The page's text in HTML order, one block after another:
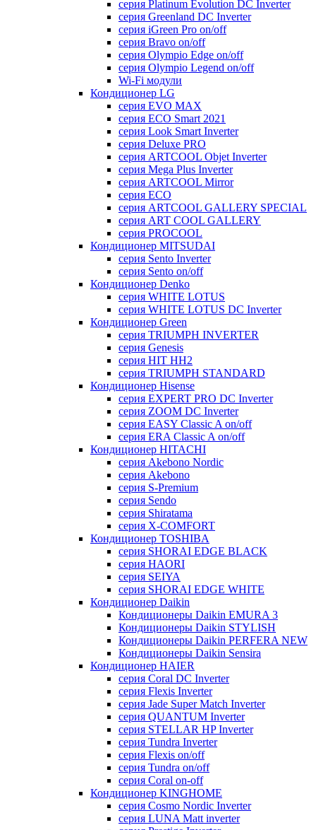
серия Platinum Evolution DC Inverter
серия Greenland DC Inverter
серия iGreen Pro on/off
серия Bravo on/off
серия Olympio Edge on/off
серия Olympio Legend on/off
Wi-Fi модули
Кондиционер LG
серия EVO MAX
серия ECO Smart 2021
серия Look Smart Inverter
серия Deluxe PRO
серия ARTCOOL Objet Inverter
серия Mega Plus Inverter
серия ARTCOOL Mirror
серия ECO
серия ARTCOOL GALLERY SPECIAL
серия ART COOL GALLERY
серия PROCOOL
Кондиционер MITSUDAI
серия Sento Inverter
серия Sento on/off
Кондиционер Denko
серия WHITE LOTUS
серия WHITE LOTUS DC Inverter
Кондиционер Green
серия TRIUMPH INVERTER
серия Genesis
серия HIT HH2
серия TRIUMPH STANDARD
Кондиционер Hisense
серия EXPERT PRO DC Inverter
серия ZOOM DC Inverter
серия EASY Classic A on/off
серия ERA Classic A on/off
Кондиционер HITACHI
cерия Akebono Nordic
серия Akebono
серия S-Premium
серия Sendo
серия Shiratama
серия X-COMFORT
Кондиционер TOSHIBA
серия SHORAI EDGE BLACK
серия HAORI
серия SEIYA
серия SHORAI EDGE WHITE
Кондиционер Daikin
Кондиционеры Daikin EMURA 3
Кондиционеры Daikin STYLISH
Кондиционеры Daikin PERFERA NEW
Кондиционеры Daikin Sensira
Кондиционер HAIER
серия Coral DC Inverter
серия Flexis Inverter
серия Jade Super Match Inverter
серия QUANTUM Inverter
серия STELLAR HP Inverter
серия Tundra Inverter
серия Flexis on/off
серия Tundra on/off
серия Coral on-off
Кондиционер KINGHOME
серия Cosmo Nordic Inverter
серия LUNA Matt inverter